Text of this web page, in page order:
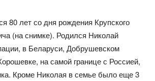
80 лет со дня рождения Крупского
(на снимке). Родился Николай
в Беларуси, Добрушевском
на самой границе с Россией,
Кроме Николая в семье было еще 3